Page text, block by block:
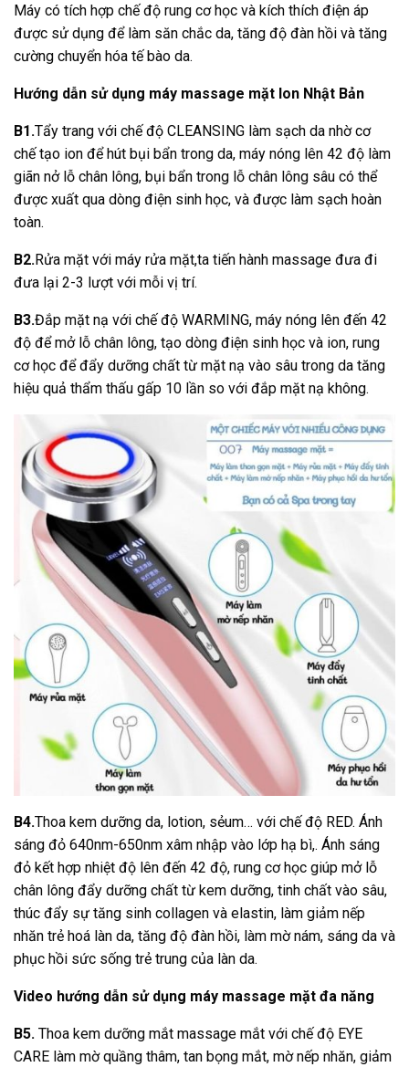
Máy có tích hợp chế độ rung cơ học và kích thích điện áp
được sử dụng để làm săn chắc da, tăng độ đàn hồi và tăng
cường chuyển hóa tế bào da.
Hướng dẫn sử dụng máy massage mặt Ion Nhật Bản
B1.Tẩy trang với chế độ CLEANSING làm sạch da nhờ cơ
chế tạo ion để hút bụi bẩn trong da, máy nóng lên 42 độ làm
giãn nở lỗ chân lông, bụi bẩn trong lỗ chân lông sâu có thể
được xuất qua dòng điện sinh học, và được làm sạch hoàn
toàn.
B2.Rửa mặt với máy rửa mặt,ta tiến hành massage đưa đi
đưa lại 2-3 lượt với mỗi vị trí.
B3.Đắp mặt nạ với chế độ WARMING, máy nóng lên đến 42
độ để mở lỗ chân lông, tạo dòng điện sinh học và ion, rung
cơ học để đẩy dưỡng chất từ mặt nạ vào sâu trong da tăng
hiệu quả thẩm thấu gấp 10 lần so với đắp mặt nạ không.
B4.Thoa kem dưỡng da, lotion, sẻum… với chế độ RED. Ánh
sáng đỏ 640nm-650nm xâm nhập vào lớp hạ bì,. Ánh sáng
đỏ kết hợp nhiệt độ lên đến 42 độ, rung cơ học giúp mở lỗ
chân lông đẩy dưỡng chất từ kem dưỡng, tinh chất vào sâu,
thúc đẩy sự tăng sinh collagen và elastin, làm giảm nếp
nhăn trẻ hoá làn da, tăng độ đàn hồi, làm mờ nám, sáng da và
phục hồi sức sống trẻ trung của làn da.
Video hướng dẫn sử dụng máy massage mặt đa năng
B5. Thoa kem dưỡng mắt massage mắt với chế độ EYE
CARE làm mờ quầng thâm, tan bọng mắt, mờ nếp nhăn, giảm